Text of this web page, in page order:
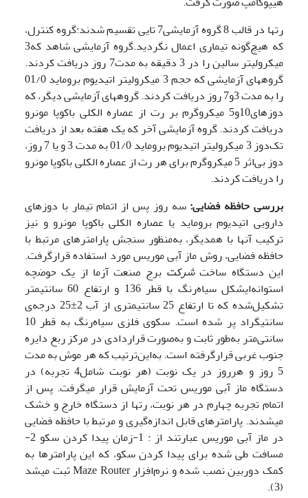
رت­ها در قالب 8 گروه آزمایشی7 تایی تقسیم شدند:گروه کنترل،
که هیچ‌گونه تیماری اعمال نگردید.گروه آزمایشی شاهد که3
میکرولیتر سالین را در 3 دقیقه به مدت7 روز دریافت کردند.
گروه­های آزمایشی که حجم 3 میکرولیتر اتیدیوم بروماید 01/0
را به مدت 3و7 روز دریافت کردند. گروه­های آزمایشی دیگر، که
دوزهای­10و5 میکروگرم بر رت از عصاره الکلی باکوپا مونرو
دریافت کردند. گروه آزمایشی آخر که یک هفته بعد از دریافت
تک‌دوز 3 میکرولیتر اتیدیوم بروماید 01/0 به مدت 3 و یا 7 روز،
دوز بی‌اثر 5 میکروگرم برای هر رت از عصاره الکلی باکوپا مونرو
را دریافت کردند.
بررسی حافظه فضایی:سه روز پس از اتمام تیمار با دوزهای
دارویی اتیدیوم بروماید یا عصاره الکلی باکوپا مونرو و نیز
ترکیب آنها با همدیگر، به‌منظور سنجش پارامترهای مرتبط با
حافظه فضایی، روش ماز آبی موریس مورد استفاده قرارگرفت.
این دستگاه ساختشرکت برج صنعت آزما از یک حوضچه
استوانه‌ای­شکل سیاه‌رنگ با قطر 136 و ارتفاع 60 سانتی­متر
تشکیل‌شده که تا ارتفاع 25 سانتی­متری از آب 2±25 درجه‌ی
سانتی­گراد پر شده است. سکوی فلزی سیاه‌رنگ به قطر 10
سانتی‌متر به‌طور ثابت و به‌صورت قراردادی در مرکز ربع دایره
جنوب غربی قرارگرفته است. به‌این‌ترتیب که هر موش به مدت
5 روز و هرروز در یک نوبت (هر نوبت شامل­4 تجربه) در
دستگاه ماز آبی موریس تحت آزمایش قرار می­گرفت. پس از
اتمام تجربه چهارم در هر نوبت، رت­ها از دستگاه خارج و خشک
می­شدند. پارامترهای قابل اندازه‌گیری و مرتبط با حافظه فضایی
در ماز آبی موریس عبارتند از : 1-زمان پیدا کردن سکو 2-
مسافت طی شده برای پیدا کردن سکو، که این پارامترها به
کمک دوربین نصب شده و نرم‌افزار Maze Router ثبت می­شد
(3).